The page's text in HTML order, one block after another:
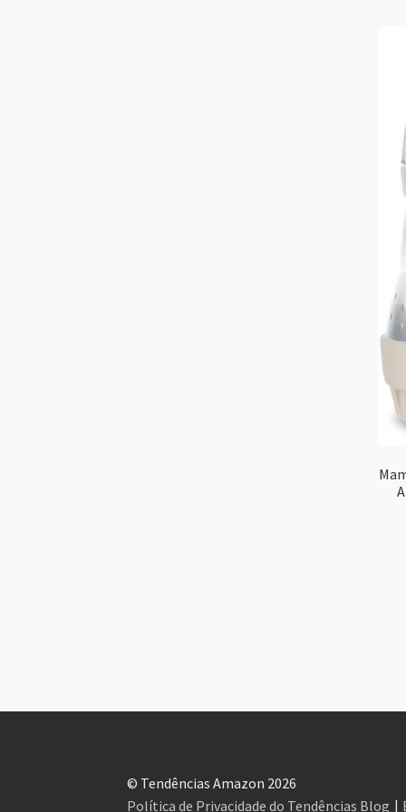
© Tendências Amazon 2026
Política de Privacidade do Tendências Blog